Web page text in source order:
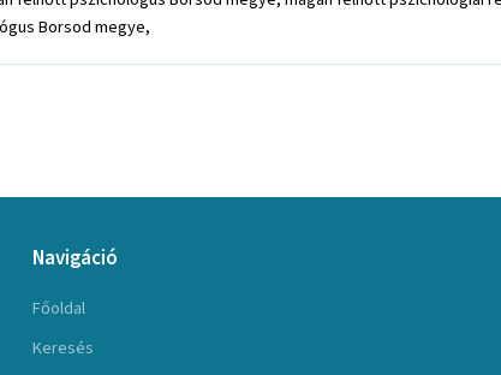
Borsod megye,
Navigáció
Főoldal
Keresés